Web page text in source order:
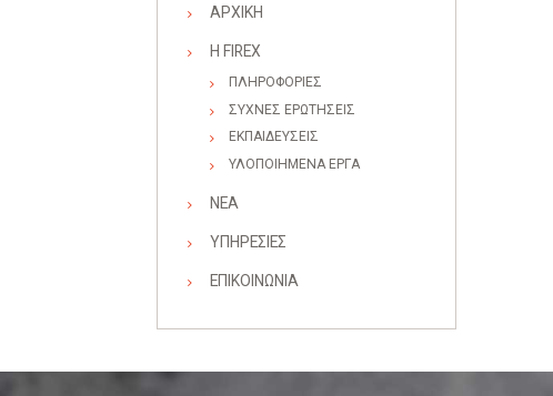
ΑΡΧΙΚΗ
Η FIREX
ΠΛΗΡΟΦΟΡΙΕΣ
ΣΥΧΝΕΣ ΕΡΩΤΗΣΕΙΣ
ΕΚΠΑΙΔΕΥΣΕΙΣ
ΥΛΟΠΟΙΗΜΕΝΑ ΕΡΓΑ
ΝΕΑ
ΥΠΗΡΕΣΙΕΣ
ΕΠΙΚΟΙΝΩΝΙΑ